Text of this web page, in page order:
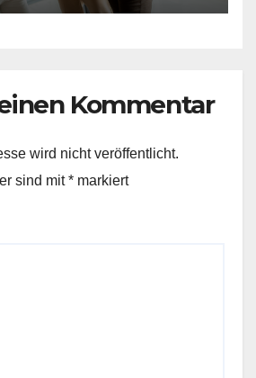
Kommentar
wird nicht veröffentlicht.
sind mit* markiert